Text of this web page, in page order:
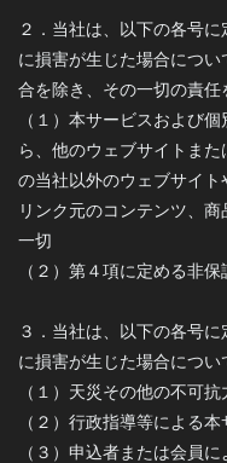
２．当社は、以下の各号
に損害が生じた場合につ
合を除き、その一切の責任
（１）本サービスおよび
ら、他のウェブサイトま
の当社以外のウェブサイ
リンク元のコンテンツ、
一切
（２）第４項に定める非保
３．当社は、以下の各号
に損害が生じた場合につい
（１）天災その他の不可
（２）行政指導等による
（３）申込者または会員